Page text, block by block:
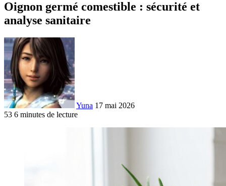
Oignon germé comestible : sécurité et
analyse sanitaire
Yuna 17 mai 2026
53 6 minutes de lecture